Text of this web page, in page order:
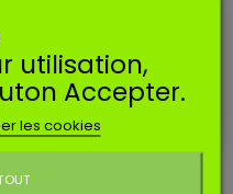
A021000231,
suivantes* :
utilisation,
Accepter.
les cookies